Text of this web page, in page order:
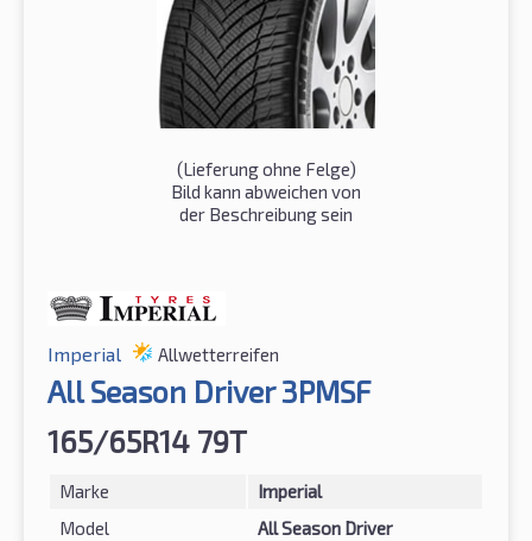
(Lieferung ohne Felge)
Bild kann abweichen von
der Beschreibung sein
Imperial Allwetterreifen
All Season Driver 3PMSF
165/65R14 79T
Marke
Imperial
Model
All Season Driver